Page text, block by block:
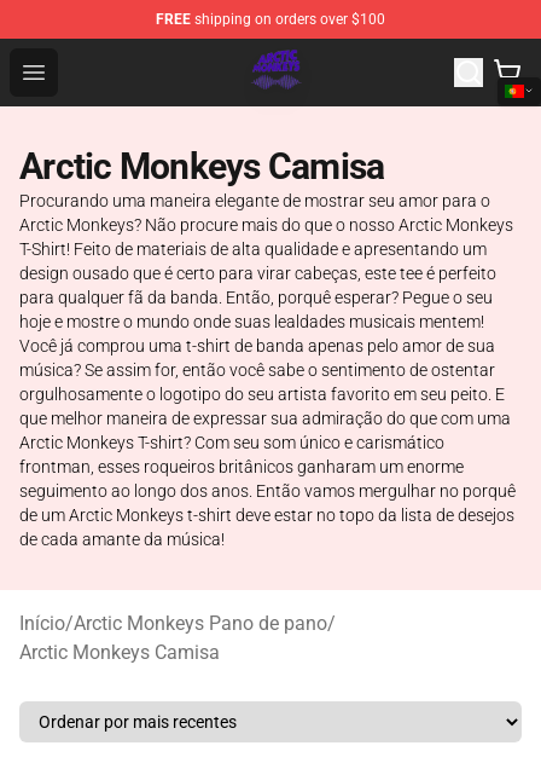
FREE shipping on orders over $100
Open menu
Arctic Monkeys Shop - Official Arctic Monkeys
Arctic Monkeys Camisa
Procurando uma maneira elegante de mostrar seu amor para o
Arctic Monkeys? Não procure mais do que o nosso Arctic Monkeys
T-Shirt! Feito de materiais de alta qualidade e apresentando um
design ousado que é certo para virar cabeças, este tee é perfeito
para qualquer fã da banda. Então, porquê esperar? Pegue o seu
hoje e mostre o mundo onde suas lealdades musicais mentem!
Você já comprou uma t-shirt de banda apenas pelo amor de sua
música? Se assim for, então você sabe o sentimento de ostentar
orgulhosamente o logotipo do seu artista favorito em seu peito. E
que melhor maneira de expressar sua admiração do que com uma
Arctic Monkeys T-shirt? Com seu som único e carismático
frontman, esses roqueiros britânicos ganharam um enorme
seguimento ao longo dos anos. Então vamos mergulhar no porquê
de um Arctic Monkeys t-shirt deve estar no topo da lista de desejos
de cada amante da música!
Início/Arctic Monkeys Pano de pano/
Arctic Monkeys Camisa